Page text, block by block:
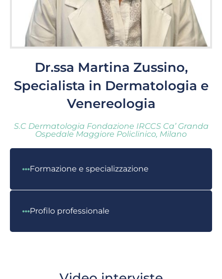
Dr.ssa Martina Zussino,
Specialista in Dermatologia e
Venereologia
S.C Dermatologia Fondazione IRCCS Ca’ Granda
Ospedale Maggiore Policlinico, Milano
Formazione e specializzazione
Profilo professionale